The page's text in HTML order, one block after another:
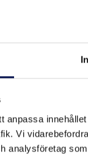
anpassa
Vi
analysföretag